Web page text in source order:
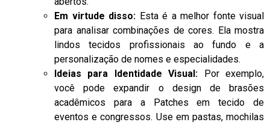
Em virtude disso: Esta é a melhor fonte visual
para analisar combinações de cores. Ela mostra
lindos tecidos profissionais ao fundo e a
personalização de nomes e especialidades.
Ideias para Identidade Visual: Por exemplo,
você pode expandir o design de brasões
acadêmicos para a Patches em tecido de
eventos e congressos. Use em pastas, mochilas